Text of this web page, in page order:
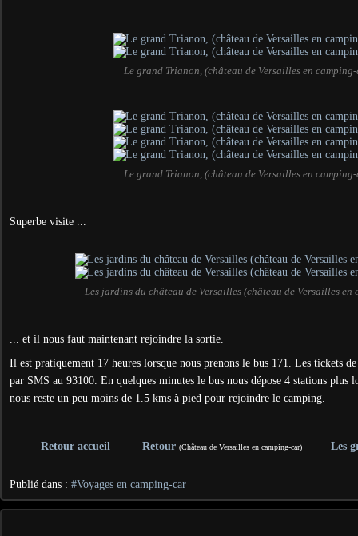
Le grand Trianon, (château de Versailles en
Le grand Trianon, (château de Versailles en
Superbe visite ...
Les jardins du château de Versailles (château de Versailles en
... et il nous faut maintenant rejoindre la sortie.
Il est pratiquement 17 heures lorsque nous prenons le bus 171. Les tickets
par SMS au 93100. En quelques minutes le bus nous dépose 4 stations
nous reste un peu moins de 1.5 kms à pied pour rejoindre le camping.
Retour accueil Retour (Château de Versailles en camping-car) Les
Publié dans : #Voyages en camping-car